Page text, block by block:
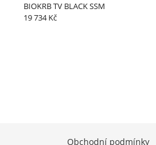
BIOKRB TV BLACK SSM
19 734 Kč
Obchodní podmínky